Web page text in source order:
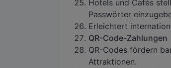
Hotels und Cafés
Passwörter
Erleichtert
QR-Code-Zahlungen
QR-Codes fördern
Attraktionen.